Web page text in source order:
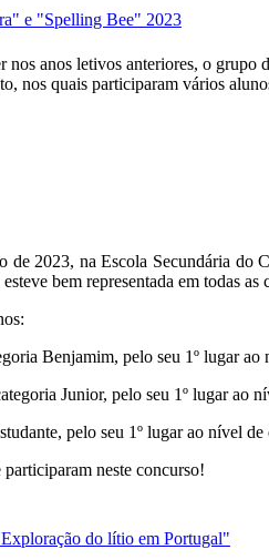
e "Spelling Bee" 2023
nos anos letivos anteriores, o
nos quais participaram vários
de 2023, na Escola Secundária do
bem representada em todas as
Benjamim, pelo seu 1º lugar
Junior, pelo seu 1º lugar ao
pelo seu 1º lugar ao nível
neste concurso!
do lítio em Portugal"